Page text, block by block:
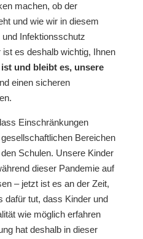
machen, ob der
und wie wir in diesem
Infektionsschutz
es deshalb wichtig, Ihnen
und bleibt es, unsere
einen sicheren
Einschränkungen
Bereichen
Schulen. Unsere Kinder
dieser Pandemie auf
– jetzt ist es an der Zeit,
dafür tut, dass Kinder und
wie möglich erfahren
hat deshalb in dieser